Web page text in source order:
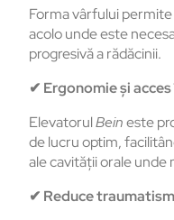
Forma vârfului
acolo unde este
progresivă a rădăcinii.
✔ Ergonomie și
ElevatorulBeineste
de lucru optim,
ale cavității orale unde
✔ Reduce